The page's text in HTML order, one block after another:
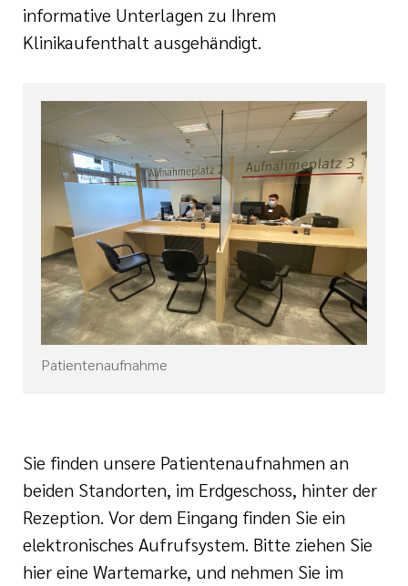
informative Unterlagen zu Ihrem
Klinikaufenthalt ausgehändigt.
Patientenaufnahme
Sie finden unsere Patientenaufnahmen an
beiden Standorten, im Erdgeschoss, hinter der
Rezeption. Vor dem Eingang finden Sie ein
elektronisches Aufrufsystem. Bitte ziehen Sie
hier eine Wartemarke, und nehmen Sie im